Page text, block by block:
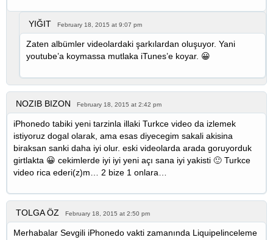
YIĞIT February 18, 2015 at 9:07 pm
Zaten albümler videolardaki şarkılardan oluşuyor. Yani
youtube’a koymassa mutlaka iTunes’e koyar. 😀
NOZIB BIZON February 18, 2015 at 2:42 pm
iPhonedo tabiki yeni tarzinla illaki Turkce video da izlemek
istiyoruz dogal olarak, ama esas diyecegim sakali akisina
biraksan sanki daha iyi olur. eski videolarda arada goruyorduk
girtlakta 😀 cekimlerde iyi iyi yeni açı sana iyi yakisti 🙂 Turkce
video rica ederi(z)m… 2 bize 1 onlara…
TOLGA ÖZ February 18, 2015 at 2:50 pm
Merhabalar Sevgili iPhonedo vakti zamanında Liquipelinceleme